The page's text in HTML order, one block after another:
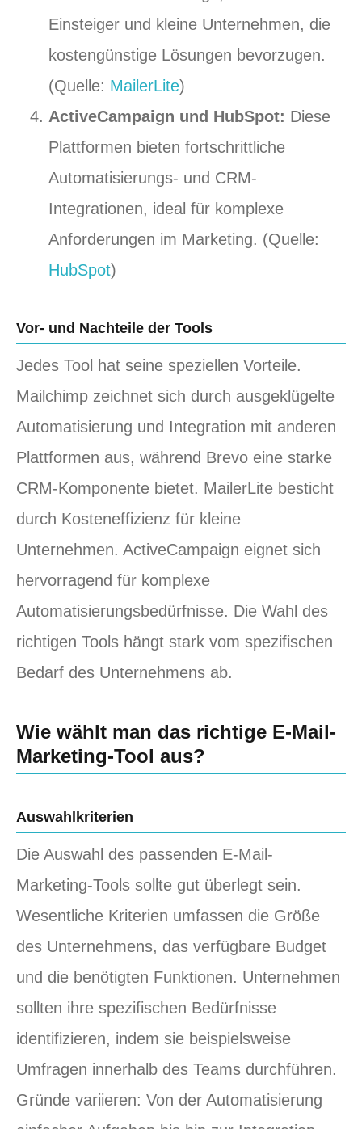
Einsteiger und kleine Unternehmen, die
kostengünstige Lösungen bevorzugen.
(Quelle: MailerLite)
ActiveCampaign und HubSpot: Diese
Plattformen bieten fortschrittliche
Automatisierungs- und CRM-
Integrationen, ideal für komplexe
Anforderungen im Marketing. (Quelle:
HubSpot)
Vor- und Nachteile der Tools
Jedes Tool hat seine speziellen Vorteile.
Mailchimp zeichnet sich durch ausgeklügelte
Automatisierung und Integration mit anderen
Plattformen aus, während Brevo eine starke
CRM-Komponente bietet. MailerLite besticht
durch Kosteneffizienz für kleine
Unternehmen. ActiveCampaign eignet sich
hervorragend für komplexe
Automatisierungsbedürfnisse. Die Wahl des
richtigen Tools hängt stark vom spezifischen
Bedarf des Unternehmens ab.
Wie wählt man das richtige E-Mail-
Marketing-Tool aus?
Auswahlkriterien
Die Auswahl des passenden E-Mail-
Marketing-Tools sollte gut überlegt sein.
Wesentliche Kriterien umfassen die Größe
des Unternehmens, das verfügbare Budget
und die benötigten Funktionen. Unternehmen
sollten ihre spezifischen Bedürfnisse
identifizieren, indem sie beispielsweise
Umfragen innerhalb des Teams durchführen.
Gründe variieren: Von der Automatisierung